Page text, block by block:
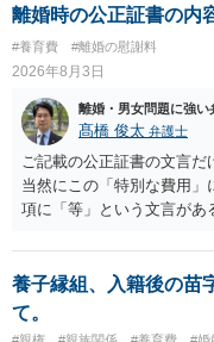
できるだけ保存しておく
がある＝財産分与でも多
いう関係にはありません。
中に形成した財産を清算す
に、預貯金、不動産、保険
要です。また、子の親権に
「どのような形がお子様
め、未就学のお子様につい
ば、保育園等への送迎、食
通院や予防接種への対応
況、別居後にどのような養
の監護実績や今後の生活状
養育費については、離婚後
するのが原則となります。
離婚時の公正証書の内
#養育費 #離婚の慰謝料
2026年8月3日
離婚・男女問題に強い
髙橋 俊太 弁護士
ご記載の公正証書の文言
当然にこの「特別な費用
項に「等」という文言があ
れていますので、通常は、
療費その他これに類する特
です。したがって、大学の
ついてまで、「この条項が
養子縁組、入籍後の苗
て。
#親権 #親族関係 #養育費
#婚